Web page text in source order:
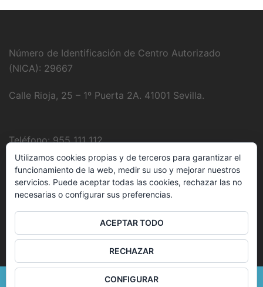
Número de Identificación de Centro Autorizado
(NICA): 29667
Calle Rioja, 25 – 1º Puerta 2A. 41001 Sevilla.
Teléfono: 955 111 112
Fotografía:Juanjo Domínguez
E-Mail:clinica@delbozyrodriguez.es
Utilizamos cookies propias y de terceros para garantizar el
funcionamiento de la web, medir su uso y mejorar nuestros
servicios. Puede aceptar todas las cookies, rechazar las no
necesarias o configurar sus preferencias.
ACEPTAR TODO
RECHAZAR
CONFIGURAR